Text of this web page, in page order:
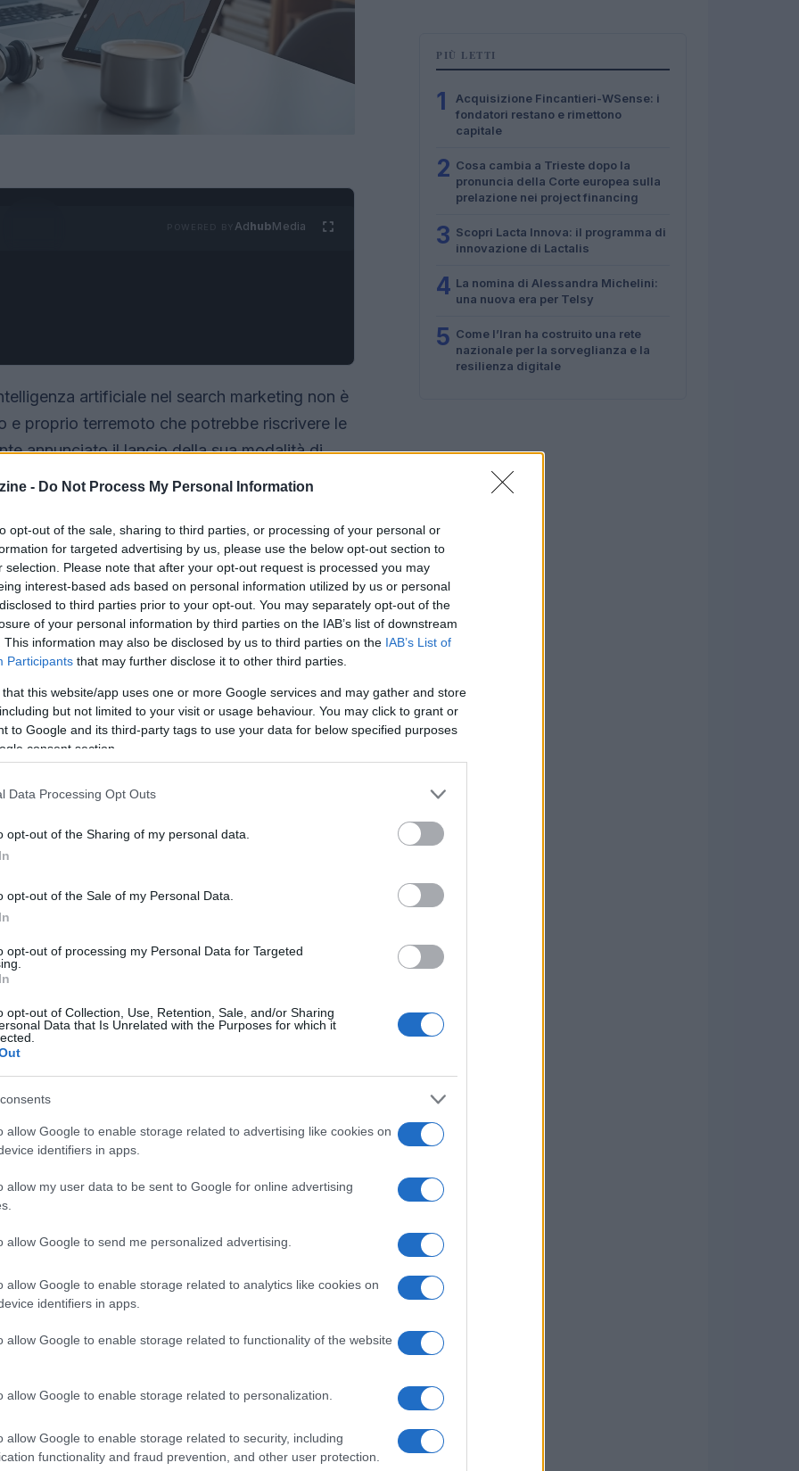
- Do Not Process My Personal Information
opt-out of the sale, sharing to third parties, or processing of your personal or
for targeted advertising by us, please use the below opt-out section to
selection. Please note that after your opt-out request is processed you may
interest-based ads based on personal information utilized by us or personal
to third parties prior to your opt-out. You may separately opt-out of the
of your personal information by third parties on the IAB’s list of downstream
This information may also be disclosed by us to third parties on the IAB’s List of
Participants that may further disclose it to other third parties.
that this website/app uses one or more Google services and may gather and store
but not limited to your visit or usage behaviour. You may click to grant or
to Google and its third-party tags to use your data for below specified purposes
consent section.
Data Processing Opt Outs
opt-out of the Sharing of my personal data.
opt-out of the Sale of my Personal Data.
opt-out of processing my Personal Data for Targeted
opt-out of Collection, Use, Retention, Sale, and/or Sharing
Data that Is Unrelated with the Purposes for which it
allow Google to enable storage related to advertising like cookies on
identifiers in apps.
allow my user data to be sent to Google for online advertising
allow Google to send me personalized advertising.
allow Google to enable storage related to analytics like cookies on
identifiers in apps.
allow Google to enable storage related to functionality of the website
allow Google to enable storage related to personalization.
allow Google to enable storage related to security, including
functionality and fraud prevention, and other user protection.
AdhubMedia
artificiale nel search marketing non è
e proprio terremoto che potrebbe riscrivere le
annunciato il lancio della sua modalità di
passo che suscita tanto entusiasmo quanto
innovazione sono profonde e non possono
degli utenti che degli operatori economici.
modello di business
di Google non è solo un aggiornamento,
del search advertising. Gli utenti ora
direttamente nella pagina dei
di cliccare su link esterni. Questo
cui consumiamo l’informazione, ma ha
editori e sugli introiti degli inserzionisti.
come negli Stati Uniti, ci sono stati già
hanno denunciato una diminuzione delle
Alcuni gruppi hanno persino intrapreso
internazionale sul futuro della
Ma ti sei mai chiesto quali
tutto questo? A chi giova effettivamente
dell’AI in Giappone non avviene in un
caratterizza per una legislazione sulla
ora confrontarsi con queste nuove forme
PIÙ LETTI
1
Acquisizione Fincantieri-WSense: i
fondatori restano e rimettono
capitale
2 Cosa cambia a Trieste dopo la
pronuncia della Corte europea sulla
prelazione nei project financing
3 Scopri Lacta Innova: il programma di
innovazione di Lactalis
4 La nomina di Alessandra Michelini:
una nuova era per Telsy
5 Come l’Iran ha costruito una rete
nazionale per la sorveglianza e la
resilienza digitale